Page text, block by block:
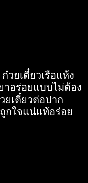
วยเตี๋ยวเรือแห้ง
าอร่อยแบบไม่ต้อง
ยเตี๋ยวต่อปาก
กใจแน่แท้อร่อย